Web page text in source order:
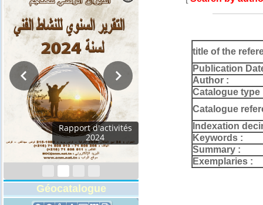
Rapport d'activités
2024
Géocatalogue
title of the
Publication
Author :
Catalogue type
Catalogue
Indexation
Keywords :
Summary :
Exemplaries :